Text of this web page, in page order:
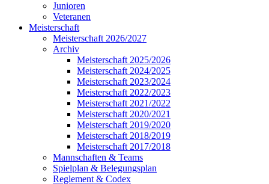
Junioren
Veteranen
Meisterschaft
Meisterschaft 2026/2027
Archiv
Meisterschaft 2025/2026
Meisterschaft 2024/2025
Meisterschaft 2023/2024
Meisterschaft 2022/2023
Meisterschaft 2021/2022
Meisterschaft 2020/2021
Meisterschaft 2019/2020
Meisterschaft 2018/2019
Meisterschaft 2017/2018
Mannschaften & Teams
Spielplan & Belegungsplan
Reglement & Codex